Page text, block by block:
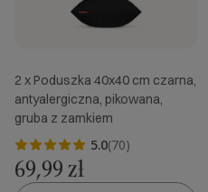
2 x Poduszka 40x40 cm czarna,
antyalergiczna, pikowana,
gruba z zamkiem
5.0(70)
69,99 zł